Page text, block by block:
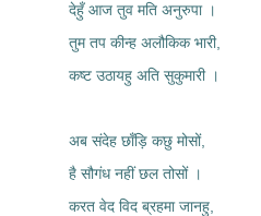
देहुँ आज तुव मति अनुरुपा ।
तुम तप कीन्ह अलौकिक भारी,
कष्ट उठायहु अति सुकुमारी ।
अब संदेह छाँड़ि कछु मोसों,
है सौगंध नहीं छल तोसों ।
करत वेद विद ब्रहमा जानहु,